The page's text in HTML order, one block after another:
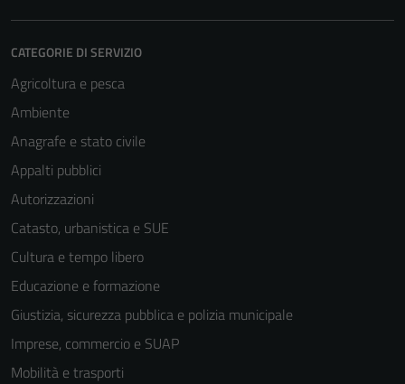
CATEGORIE DI SERVIZIO
Agricoltura e pesca
Ambiente
Anagrafe e stato civile
Appalti pubblici
Autorizzazioni
Catasto, urbanistica e SUE
Cultura e tempo libero
Educazione e formazione
Giustizia, sicurezza pubblica e polizia municipale
Imprese, commercio e SUAP
Mobilità e trasporti